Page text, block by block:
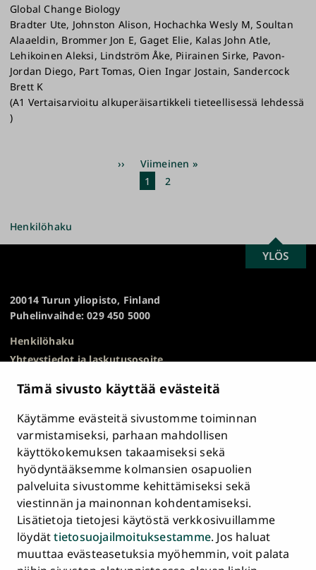
Tämä sivusto käyttää evästeitä
Käytämme evästeitä sivustomme toiminnan
varmistamiseksi, parhaan mahdollisen
käyttökokemuksen takaamiseksi sekä
hyödyntääksemme kolmansien osapuolien
palveluita sivustomme kehittämiseksi sekä
viestinnän ja mainonnan kohdentamiseksi.
Lisätietoja tietojesi käytöstä verkkosivuillamme
löydättietosuojailmoituksestamme. Jos haluat
muuttaa evästeasetuksia myöhemmin, voit palata
Global Change Biology
Bradter Ute, Johnston Alison, Hochachka Wesly M, Soultan
Alaaeldin, Brommer Jon E, Gaget Elie, Kalas John Atle,
Lehikoinen Aleksi, Lindström Åke, Piirainen Sirke, Pavon-
Jordan Diego, Part Tomas, Oien Ingar Jostain, Sandercock
Brett K
(A1 Vertaisarvioitu alkuperäisartikkeli tieteellisessä lehdessä
)
Seuraava
››
Viimeinen
sivu
Viimeinen »
Nykyinen
1 Sivu
2
Henkilöhaku
20014 Turun yliopisto, Finland
Puhelinvaihde: 029 450 5000
Henkilöhaku
Yhteystiedot ja laskutusosoite
HR Excellence in Research
Tietosuojailmoitus
Asiakirjajulkisuuskuvaus ja tietopyynnöt
Väärinkäytösepäilyt
Saavutettavuusseloste
Palaute
Intranet ja sähköiset työkalut
Evästeasetukset
TurunTurunTurunTurunTurunTurun
SCROLL
TO
YLÖS